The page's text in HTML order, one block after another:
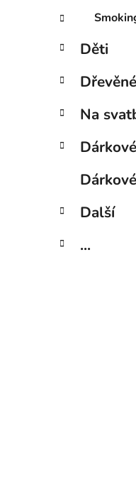
Děti
Na
Další
...